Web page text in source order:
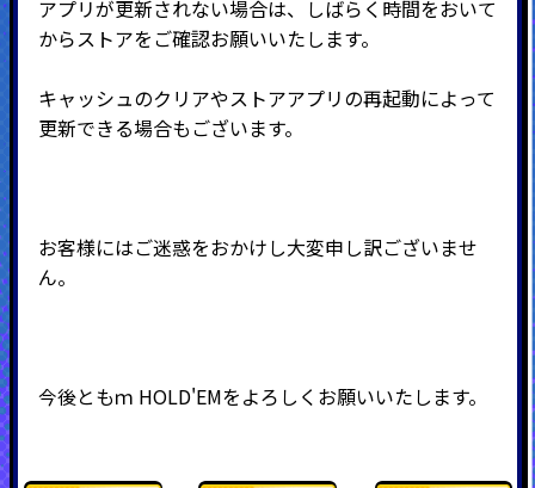
アプリが更新されない場合は、しばらく時間をおいて
からストアをご確認お願いいたします。
キャッシュのクリアやストアアプリの再起動によって
更新できる場合もございます。
お客様にはご迷惑をおかけし大変申し訳ございませ
ん。
今後ともｍ HOLD'EMをよろしくお願いいたします。